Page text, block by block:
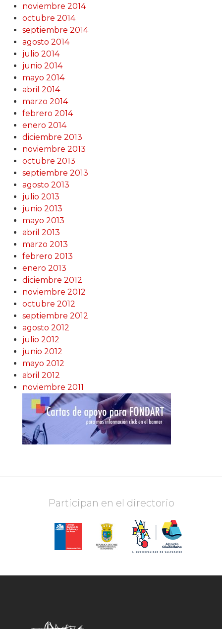
noviembre 2014
octubre 2014
septiembre 2014
agosto 2014
julio 2014
junio 2014
mayo 2014
abril 2014
marzo 2014
febrero 2014
enero 2014
diciembre 2013
noviembre 2013
octubre 2013
septiembre 2013
agosto 2013
julio 2013
junio 2013
mayo 2013
abril 2013
marzo 2013
febrero 2013
enero 2013
diciembre 2012
noviembre 2012
octubre 2012
septiembre 2012
agosto 2012
julio 2012
junio 2012
mayo 2012
abril 2012
noviembre 2011
Participan en el directorio